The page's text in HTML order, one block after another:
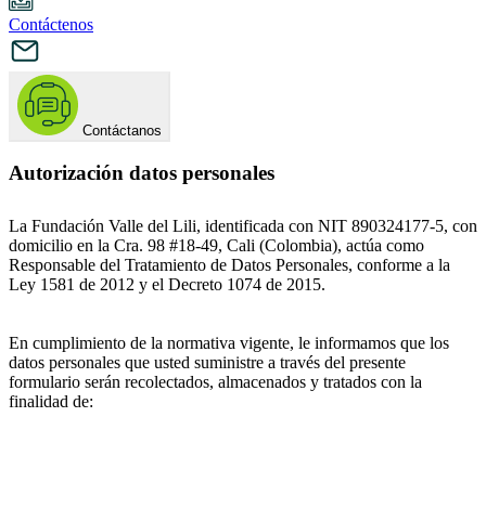
Contáctenos
Contáctanos
Autorización datos personales
La Fundación Valle del Lili, identificada con NIT 890324177-5, con
domicilio en la Cra. 98 #18-49, Cali (Colombia), actúa como
Responsable del Tratamiento de Datos Personales, conforme a la
Ley 1581 de 2012 y el Decreto 1074 de 2015.
En cumplimiento de la normativa vigente, le informamos que los
datos personales que usted suministre a través del presente
formulario serán recolectados, almacenados y tratados con la
finalidad de: